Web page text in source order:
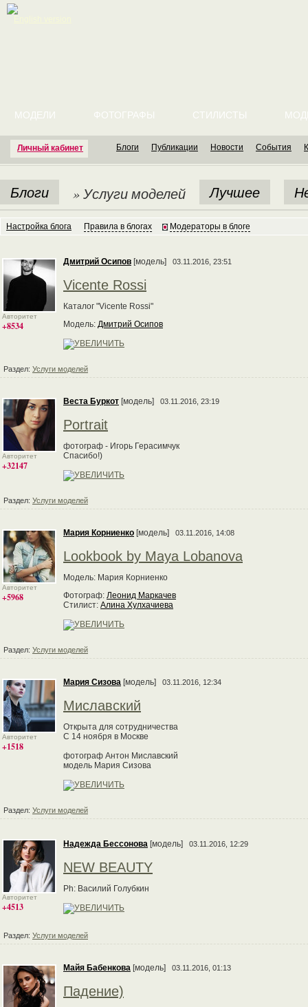
Личный кабинет
МОДЕЛИ ФОТОГРАФЫ СТИЛИСТЫ
Блоги Публикации Новости События
Блоги » Услуги моделей Лучшее
Настройка блога Правила в блогах Модераторы в блоге
Авторитет
+8534
Дмитрий Осипов [модель] 03.11.2016, 23:51
Vicente Rossi
Каталог "Vicente Rossi"
Модель: Дмитрий Осипов
Раздел: Услуги моделей
Авторитет
+32147
Веста Буркот [модель] 03.11.2016, 23:19
Portrait
фотограф - Игорь Герасимчук
Спасибо!)
Раздел: Услуги моделей
Авторитет
+5968
Мария Корниенко [модель] 03.11.2016, 14:08
Lookbook by Maya Lobanova
Модель: Мария Корниенко
Фотограф: Леонид Маркачев
Стилист: Алина Хулхачиева
Раздел: Услуги моделей
Авторитет
+1518
Мария Сизова [модель] 03.11.2016, 12:34
Миславский
Открыта для сотрудничества
С 14 ноября в Москве
фотограф Антон Миславский
модель Мария Сизова
Раздел: Услуги моделей
Авторитет
+4513
Надежда Бессонова [модель] 03.11.2016, 12:29
NEW BEAUTY
Ph: Василий Голубкин
Раздел: Услуги моделей
Майя Бабенкова [модель] 03.11.2016, 01:13
Падение)